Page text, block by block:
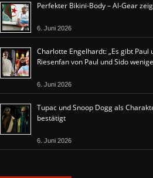
Perfekter Bikini-Body – Al-Gear
6. Juni 2026
Charlotte Engelhardt: „Es gibt Paul
Riesenfan von Paul und Sido
6. Juni 2026
Tupac und Snoop Dogg als
bestätigt
6. Juni 2026